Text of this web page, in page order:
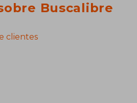
Buscalibre
clientes